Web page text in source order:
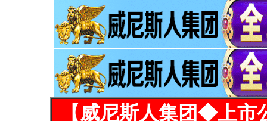
【威尼斯人集团◆上